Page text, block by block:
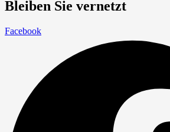
Bleiben Sie vernetzt
Facebook